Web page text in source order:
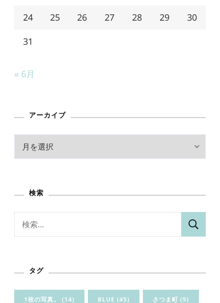
24 25 26 27 28 29 30
31
« 6月
アーカイブ
ブ
検索
タグ
1枚の写真。 (14) BLUE (45) さつま町 (9)